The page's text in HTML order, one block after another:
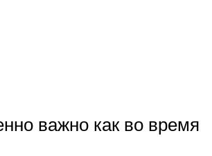
важно как во время